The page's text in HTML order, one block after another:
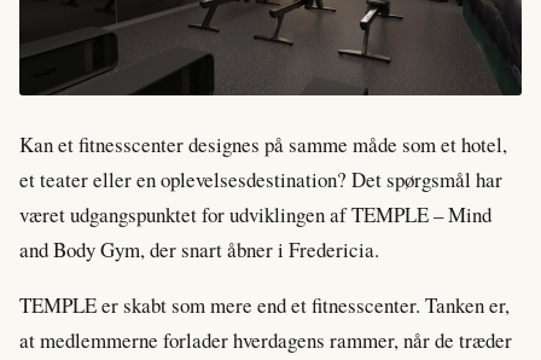
Kan et fitnesscenter designes på samme måde som et hotel,
et teater eller en oplevelsesdestination? Det spørgsmål har
været udgangspunktet for udviklingen af TEMPLE – Mind
and Body Gym, der snart åbner i Fredericia.
TEMPLE er skabt som mere end et fitnesscenter. Tanken er,
at medlemmerne forlader hverdagens rammer, når de træder